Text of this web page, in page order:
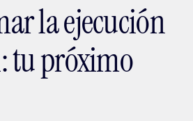
la ejecución
tu próximo